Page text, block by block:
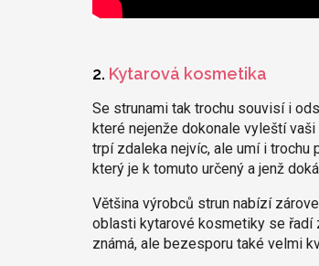
2. Kytarová kosmetika
Se strunami tak trochu souvisí i
které nejenže dokonale vyleští
trpí zdaleka nejvíc, ale umí i trochu
který je k tomuto určený a jenž
Většina výrobců strun nabízí
oblasti kytarové kosmetiky se řadí
známá, ale bezesporu také velmi